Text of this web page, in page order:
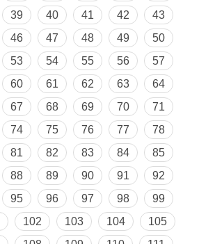
39 40 41 42
43
46 47 48 49
50
53 54 55 56
57
60 61 62 63
64
67 68 69 70
71
74 75 76 77
78
81 82 83 84
85
88 89 90 91
92
95 96 97 98
99
102 103 104
105